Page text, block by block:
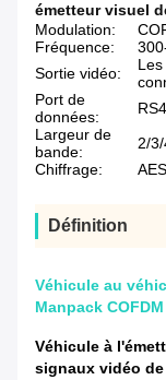
émetteur visuel
Modulation:
Fréquence:
Sortie vidéo:
Port de
données:
Largeur de
bande:
2/
Chiffrage:
Définition
Véhicule au
Manpack
Véhicule à
signaux vidéo